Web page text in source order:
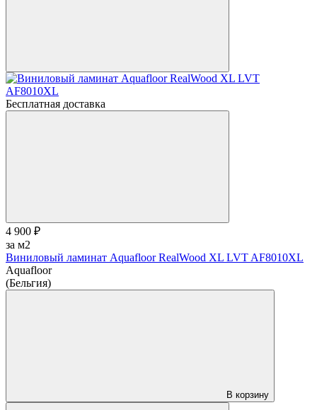
Бесплатная доставка
4 900 ₽
за м2
Виниловый ламинат Aquafloor RealWood XL LVT AF8010XL
Aquafloor
(Бельгия)
В корзину